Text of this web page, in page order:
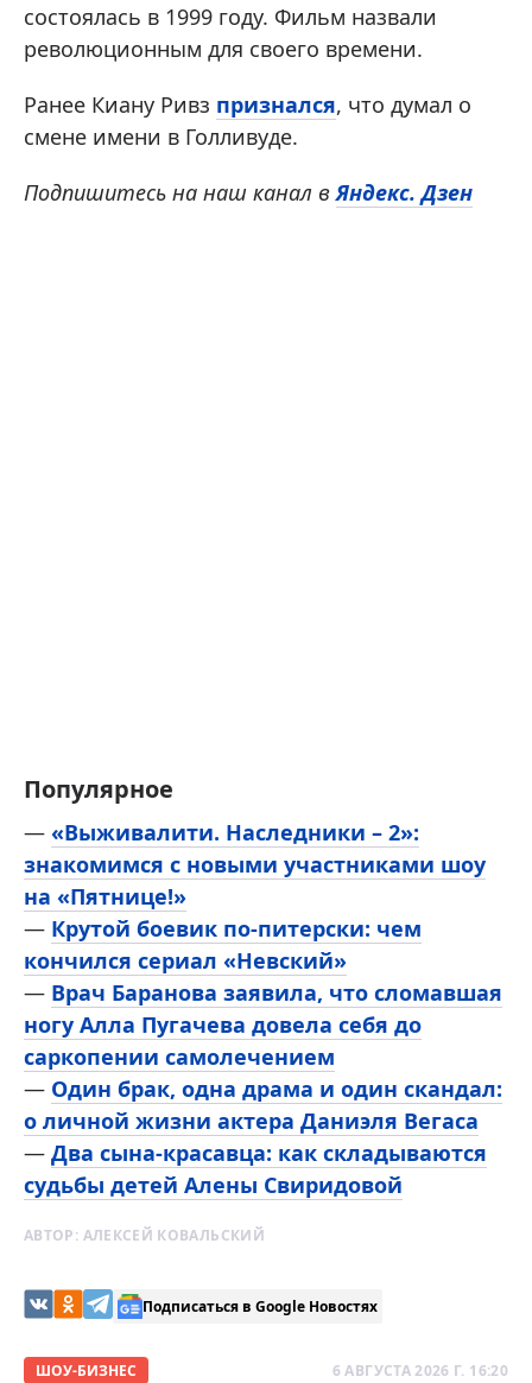
состоялась в 1999 году. Фильм назвали
революционным для своего времени.
Ранее Киану Ривз признался, что думал о
смене имени в Голливуде.
Подпишитесь на наш канал вЯндекс. Дзен
Популярное
— «Выживалити. Наследники – 2»:
знакомимся с новыми участниками шоу
на «Пятнице!»
— Крутой боевик по-питерски: чем
кончился сериал «Невский»
— Врач Баранова заявила, что сломавшая
ногу Алла Пугачева довела себя до
саркопении самолечением
— Один брак, одна драма и один скандал:
о личной жизни актера Даниэля Вегаса
— Два сына-красавца: как складываются
судьбы детей Алены Свиридовой
АВТОР: АЛЕКСЕЙ КОВАЛЬСКИЙ
Подписаться в Google Новостях
ШОУ-БИЗНЕС 6 АВГУСТА 2026 Г. 16:20